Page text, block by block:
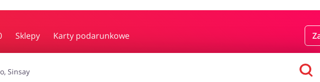
Sklepy Karty podarunkowe